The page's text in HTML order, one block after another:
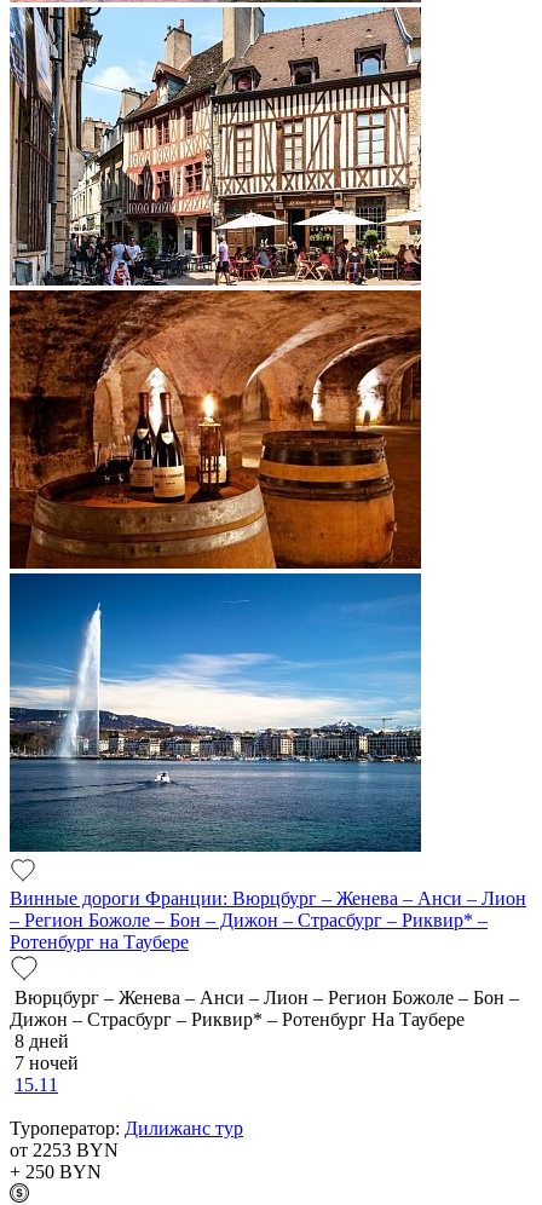
Винные дороги Франции: Вюрцбург – Женева – Анси – Лион
– Регион Божоле – Бон – Дижон – Страсбург – Риквир* –
Ротенбург на Таубере
Вюрцбург – Женева – Анси – Лион – Регион Божоле – Бон –
Дижон – Страсбург – Риквир* – Ротенбург На Таубере
8 дней
7 ночей
15.11
Туроператор: Дилижанс тур
от 2253 BYN
+ 250 BYN